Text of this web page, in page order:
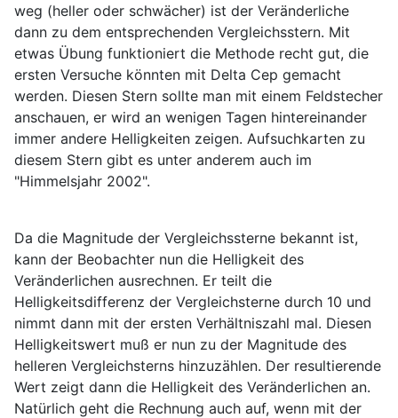
weg (heller oder schwächer) ist der Veränderliche
dann zu dem entsprechenden Vergleichsstern. Mit
etwas Übung funktioniert die Methode recht gut, die
ersten Versuche könnten mit Delta Cep gemacht
werden. Diesen Stern sollte man mit einem Feldstecher
anschauen, er wird an wenigen Tagen hintereinander
immer andere Helligkeiten zeigen. Aufsuchkarten zu
diesem Stern gibt es unter anderem auch im
"Himmelsjahr 2002".
Da die Magnitude der Vergleichssterne bekannt ist,
kann der Beobachter nun die Helligkeit des
Veränderlichen ausrechnen. Er teilt die
Helligkeitsdifferenz der Vergleichsterne durch 10 und
nimmt dann mit der ersten Verhältniszahl mal. Diesen
Helligkeitswert muß er nun zu der Magnitude des
helleren Vergleichsterns hinzuzählen. Der resultierende
Wert zeigt dann die Helligkeit des Veränderlichen an.
Natürlich geht die Rechnung auch auf, wenn mit der